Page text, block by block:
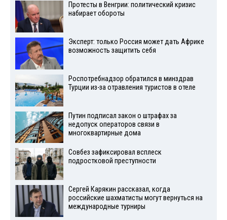
Протесты в Венгрии: политический кризис
набирает обороты
Эксперт: только Россия может дать Африке
возможность защитить себя
Роспотребнадзор обратился в минздрав
Турции из-за отравления туристов в отеле
Путин подписал закон о штрафах за
недопуск операторов связи в
многоквартирные дома
Совбез зафиксировал всплеск
подростковой преступности
Сергей Карякин рассказал, когда
российские шахматисты могут вернуться на
международные турниры